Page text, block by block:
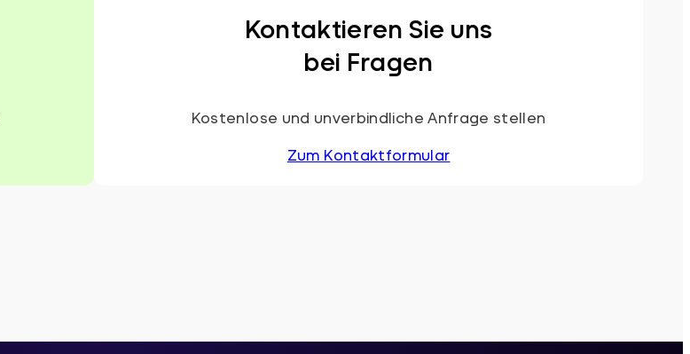
Kontaktieren Sie uns
bei Fragen
Kostenlose und unverbindliche Anfrage stellen
Zum Kontaktformular